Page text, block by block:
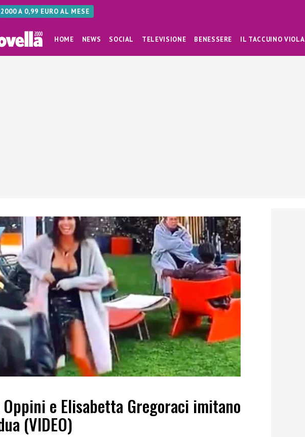
A 0,99 EURO AL MESE
HOME NEWS SOCIAL TELEVISIONE BENESSERE IL TACCUINO VIOLA
Oppini e Elisabetta Gregoraci imitano
(VIDEO)